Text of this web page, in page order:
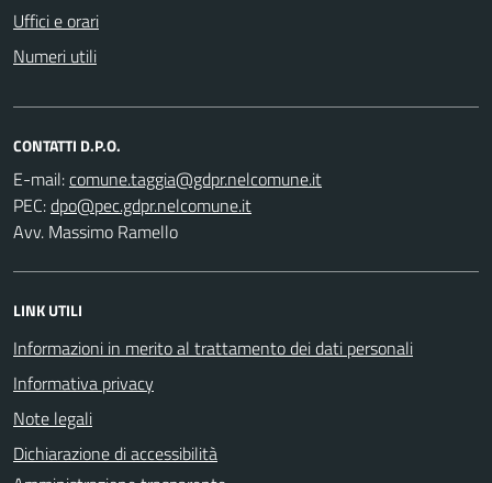
Uffici e orari
Numeri utili
CONTATTI D.P.O.
E-mail:
PEC:
Avv. Massimo Ramello
LINK UTILI
Informazioni in merito al trattamento dei dati personali
Informativa privacy
Note legali
Dichiarazione di accessibilità